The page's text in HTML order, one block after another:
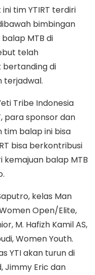
tim YTIRT terdiri
bimbingan
MTB di
telah
bertanding di
terjadwal.
Tribe Indonesia
para sponsor dan
balap ini bisa
bisa berkontribusi
balap MTB
kelas Man
Open/Elite,
M. Hafizh Kamil AS,
Women Youth.
YTI akan turun di
Jimmy Eric dan